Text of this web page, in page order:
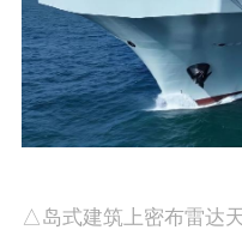
△岛式建筑上密布雷达